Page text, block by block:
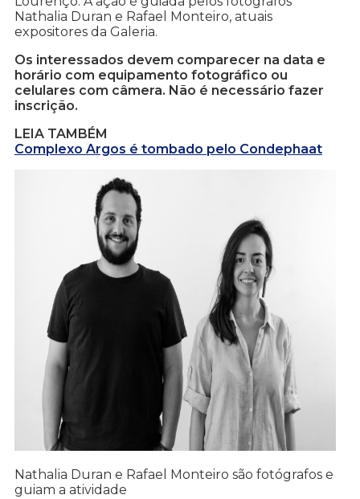
Nathalia Duran e Rafael Monteiro, atuais
expositores da Galeria.
Os interessados devem comparecer na data e
horário com equipamento fotográfico ou
celulares com câmera. Não é necessário fazer
inscrição.
LEIA TAMBÉM
Complexo Argos é tombado pelo Condephaat
Nathalia Duran e Rafael Monteiro são fotógrafos e
guiam a atividade